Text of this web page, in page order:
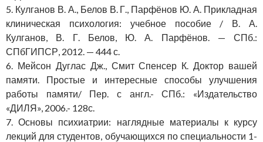
5. Кулганов В. А., Белов В. Г., Парфёнов Ю. А. Прикладная
клиническая психология: учебное пособие / В. А.
Кулганов, В. Г. Белов, Ю. А. Парфёнов. — СПб.:
СПбГИПСР, 2012. — 444 с.
6. Мейсон Дуглас Дж., Смит Спенсер К. Доктор вашей
памяти. Простые и интересные способы улучшения
работы памяти/ Пер. с англ.- СПб.: «Издательство
«ДИЛЯ», 2006.- 128с.
7. Основы психиатрии: наглядные материалы к курсу
лекций для студентов, обучающихся по специальности 1-